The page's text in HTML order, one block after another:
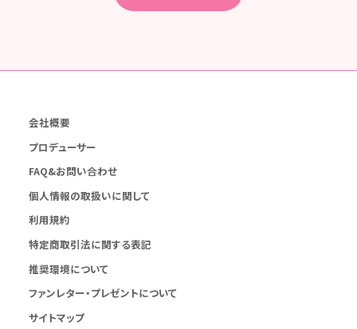
会社概要
プロデューサー
FAQ&お問い合わせ
個人情報の取扱いに関して
利用規約
特定商取引法に関する表記
推奨環境について
ファンレター・プレゼントについて
サイトマップ